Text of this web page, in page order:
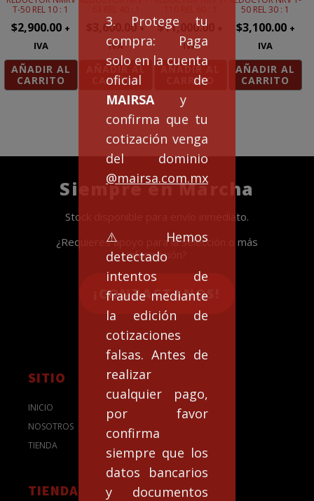
3. Protege tu
compra: Paga
solo en la cuenta
oficial de
MAIRSA y
confirma que tu
cotización venga
del dominio
@mairsa.com.mx
⚠️Hemos
detectado
intentos de
fraude mediante
la edición de
cotizaciones
falsas. Antes de
realizar
cualquier pago,
por favor
confirma
siempre que los
datos bancarios
y documentos
T-50 REL 10 : 1
$2,900.00 +
IVA
AÑADIR AL
CARRITO
3,600.00 +
IVA
AÑADIR AL
CARRITO
$11,000.00
IVA
AÑADIR AL
CARRITO
50 REL 30 : 1
$3,100.00 +
IVA
AÑADIR AL
CARRITO
Siempre en Marcha
Stock disponible para envío inmediato.
¿Requieres apoyo para la selección o más
información?
¡CONTACTANOS!
SITIO
INICIO
NOSOTROS
TIENDA
TIENDA